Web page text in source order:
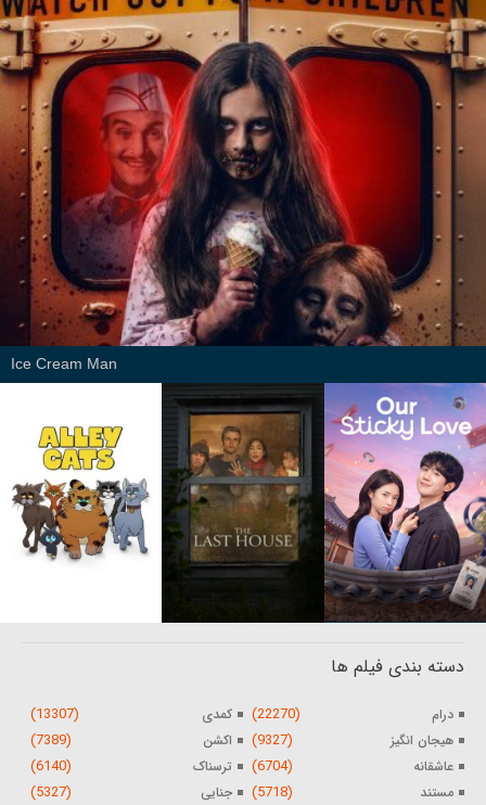
Ice Cream Man
دسته بندی فیلم ها
درام (22270) کمدی (13307)
هیجان انگیز (9327) اکشن (7389)
عاشقانه (6704) ترسناک (6140)
مستند (5718) جنایی (5327)